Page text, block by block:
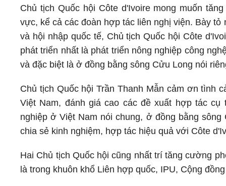
Chủ tịch Quốc hội Côte d'Ivoire mong muốn
vực, kể cả các đoàn hợp tác liên nghị viện. Bày
và hội nhập quốc tế, Chủ tịch Quốc hội Côte
phát triển nhất là phát triển nông nghiệp công
và đặc biệt là ở đồng bằng sông Cửu Long nói
Chủ tịch Quốc hội Trần Thanh Mẫn cảm ơn tình
Việt Nam, đánh giá cao các đề xuất hợp tác
nghiệp ở Việt Nam nói chung, ở đồng bằng
chia sẻ kinh nghiệm, hợp tác hiệu quả với Côte
Hai Chủ tịch Quốc hội cũng nhất trí tăng cường
là trong khuôn khổ Liên hợp quốc, IPU, Cộng